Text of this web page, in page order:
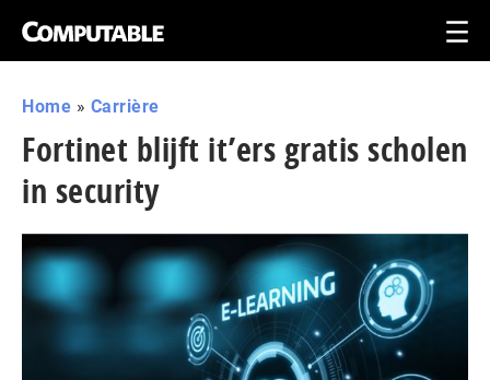
Home » Carrière
Fortinet blijft it’ers gratis scholen
in security